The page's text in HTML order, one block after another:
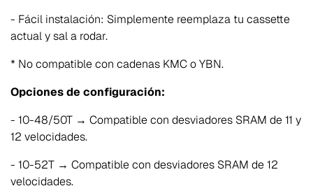
- Fácil instalación: Simplemente reemplaza tu cassette
actual y sal a rodar.
* No compatible con cadenas KMC o YBN.
Opciones de configuración:
- 10-48/50T → Compatible con desviadores SRAM de 11 y
12 velocidades.
- 10-52T → Compatible con desviadores SRAM de 12
velocidades.